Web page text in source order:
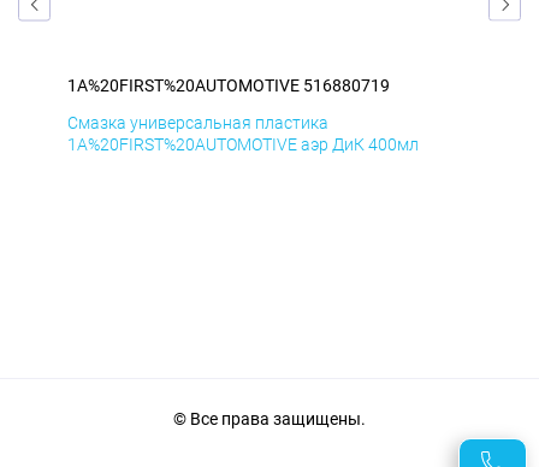
1A%20FIRST%20AUTOMOTIVE 516880719
Смазка универсальная пластика
1A%20FIRST%20AUTOMOTIVE аэр ДиК 400мл
© Все права защищены.